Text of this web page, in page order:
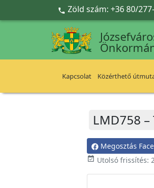
Ugrás a fő tartalomra
 Zöld szám: +36 80/
Kapcsolat Közérthető
LMD758
Megosztás
event_available Utolsó frissítés: